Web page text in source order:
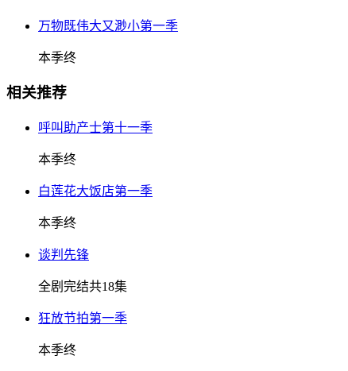
万物既伟大又渺小第一季
本季终
相关推荐
呼叫助产士第十一季
本季终
白莲花大饭店第一季
本季终
谈判先锋
全剧完结共18集
狂放节拍第一季
本季终